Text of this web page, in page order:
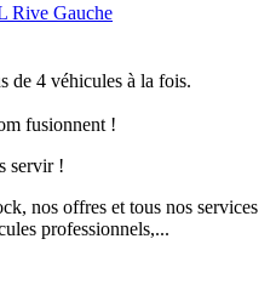
Rive Gauche
de 4 véhicules à la fois.
fusionnent !
servir !
nos offres et tous nos services
professionnels,...